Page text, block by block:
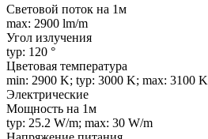
Световой поток на 1м
max: 2900 lm/m
Угол излучения
typ: 120 °
Цветовая температура
min: 2900 K; typ: 3000 K; max: 3100 K
Электрические
Мощность на 1м
typ: 25.2 W/m; max: 30 W/m